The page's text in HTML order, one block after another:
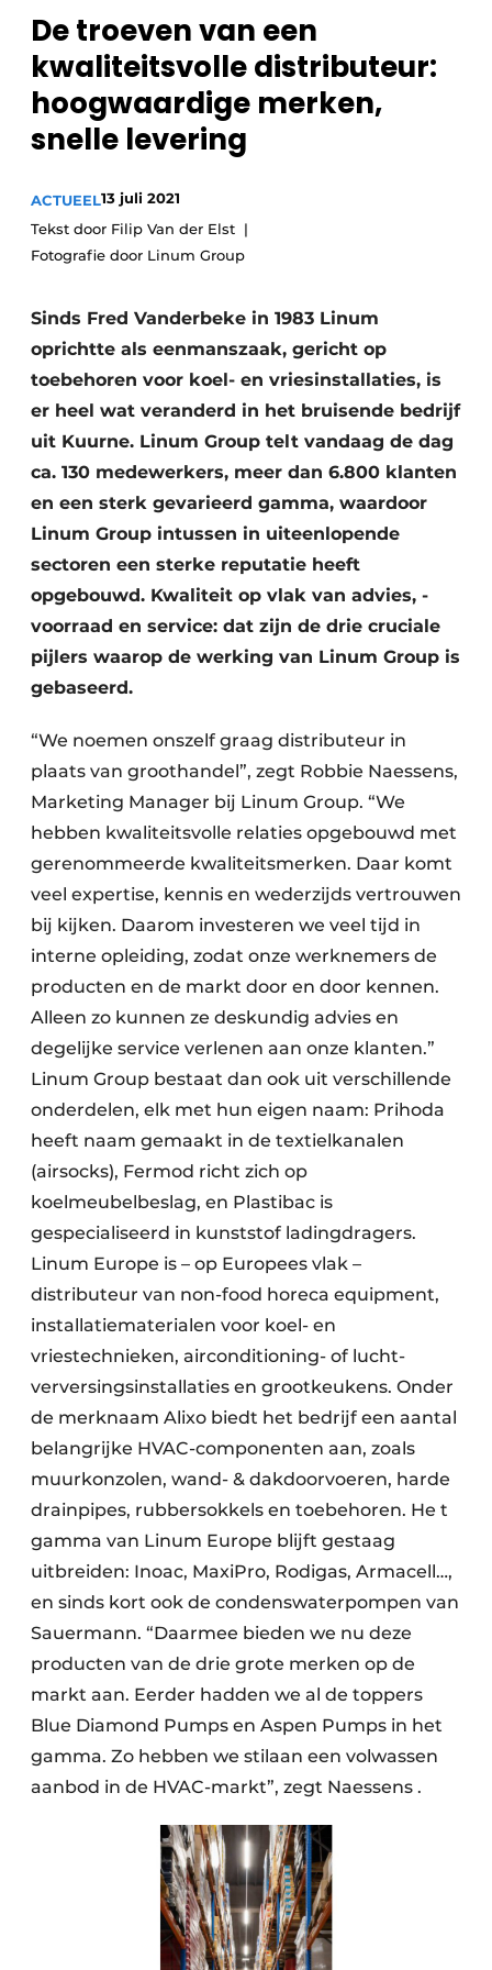
Vacature aanmelden
Vacatures
Video’s
Sanitair
Binnenklimaat
Ventilatie
De troeven van een
kwaliteitsvolle ­distributeur:
hoogwaardige merken,
snelle levering
ACTUEEL13 juli 2021
Tekst door Filip Van der Elst
Fotografie door Linum Group
Sinds Fred Vanderbeke in 1983 Linum
oprichtte als eenmanszaak, gericht op
toebehoren voor koel- en vriesinstallaties, is
er heel wat ­veranderd in het bruisende bedrijf
uit Kuurne. Linum Group telt vandaag de dag
ca. 130 medewerkers, meer dan 6.800 klanten
en een sterk gevarieerd gamma, waardoor
Linum Group intussen in uiteenlopende
sectoren een sterke reputatie heeft
opgebouwd. Kwaliteit op vlak van advies, ­
voorraad en service: dat zijn de drie cruciale
pijlers waarop de werking van Linum Group is
gebaseerd.
“We noemen onszelf graag distributeur in
plaats van groothandel”, zegt Robbie Naessens,
Marketing Manager bij Linum Group. “We
hebben kwaliteits­­volle relaties opgebouwd met
gerenommeerde kwaliteits­merken. Daar komt
veel expertise, kennis en wederzijds vertrouwen
bij kijken. Daarom investeren we veel tijd in
interne opleiding, zodat onze werknemers de
producten en de markt door en door kennen.
Alleen zo kunnen ze deskundig advies en
degelijke service verlenen aan onze klanten.”
Linum Group bestaat dan ook uit verschillende
onderdelen, elk met hun eigen naam: Prihoda
heeft naam gemaakt in de textielkanalen
(airsocks), Fermod richt zich op
koelmeubelbeslag, en Plastibac is
gespecialiseerd in kunst­stof lading­dragers.
Linum Europe is – op Europees vlak –
distributeur van non-food horeca equipment,
installatiematerialen voor koel- en
vriestechnieken, air­conditioning- of lucht­
verversingsinstallaties en grootkeukens. Onder
de merk­naam Alixo biedt het bedrijf een aantal
belangrijke HVAC-componenten aan, zoals
muurkonzolen, wand- & dakdoorvoeren, harde
drainpipes, rubbersokkels en toebehoren. He t
gamma van Linum Europe blijft gestaag
uitbreiden: Inoac, MaxiPro, Rodigas, Armacell…,
en sinds kort ook de condenswaterpompen van
Sauermann. “Daar­mee bieden we nu deze
producten van de drie grote merken op de
markt aan. Eerder hadden we al de toppers
Blue Diamond Pumps en Aspen Pumps in het
gamma. Zo hebben we stilaan een vol­wassen
aanbod in de HVAC-markt”, zegt Naessens .